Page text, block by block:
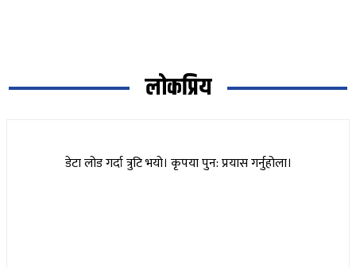
लोकप्रिय
डेटा लोड गर्दा त्रुटि भयो। कृपया पुन: प्रयास गर्नुहोला।